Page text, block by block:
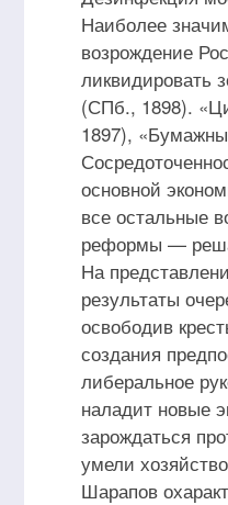
Наиболее
возрождение
ликвидировать
(СПб., 1898).
1897),
основной
все остальные
реформы —
На
результаты
освободив
создания
либеральное
наладит новые
зарождаться
умели
Шарапов